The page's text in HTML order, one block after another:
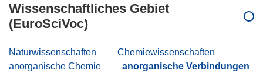
Wissenschaftliches Gebiet
(EuroSciVoc)
Naturwissenschaften
Chemiewissenschaften
anorganische Chemie
anorganische Verbindungen